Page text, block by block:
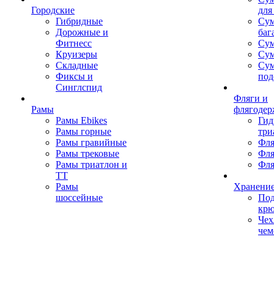
Городские
Гибридные
Дорожные и
Фитнесс
Круизеры
Складные
Фиксы и
Синглспид
Рамы
Рамы Ebikes
Рамы горные
Рамы гравийные
Рамы трековые
Рамы триатлон и
ТТ
Рамы
шоссейные
Фляги и